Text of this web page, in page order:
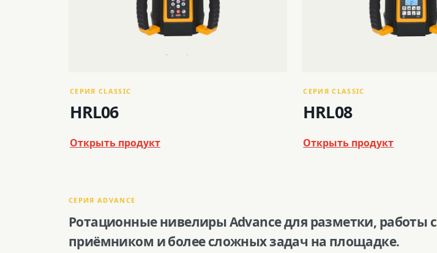
СЕРИЯ CLASSIC
HRL06
Открыть продукт
СЕРИЯ CLASSIC
HRL08
Открыть продукт
СЕРИЯ ADVANCE
Ротационные нивелиры Advance для разметки, работы с
приёмником и более сложных задач на площадке.